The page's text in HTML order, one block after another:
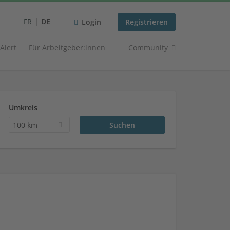
FR DE Login Registrieren
Für Arbeitgeber:innen Community
Umkreis
100 km